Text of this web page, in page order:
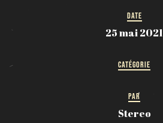
DATE
25 mai 2021
CATÉGORIE
PAR
Stereo